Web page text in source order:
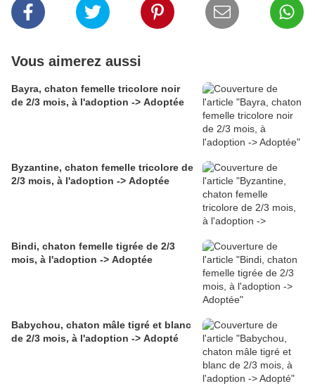
Vous aimerez aussi
Bayra, chaton femelle tricolore noir
de 2/3 mois, à l'adoption -> Adoptée
Byzantine, chaton femelle tricolore de
2/3 mois, à l'adoption -> Adoptée
Bindi, chaton femelle tigrée de 2/3
mois, à l'adoption -> Adoptée
Babychou, chaton mâle tigré et blanc
de 2/3 mois, à l'adoption -> Adopté